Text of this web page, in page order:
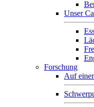
Unser
Forschung
Auf